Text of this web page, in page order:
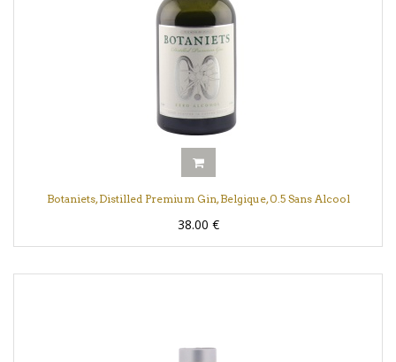
Botaniets, Distilled Premium Gin, Belgique, 0.5 Sans Alcool
38.00 €